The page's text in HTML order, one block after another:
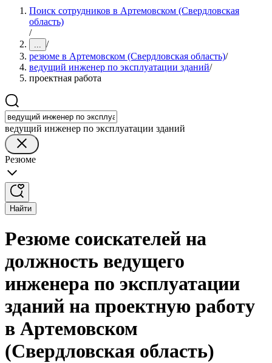
Поиск сотрудников в Артемовском (Свердловская
область)
/
... /
резюме в Артемовском (Свердловская область)/
ведущий инженер по эксплуатации зданий/
проектная работа
ведущий инженер по эксплуатации зданий
Резюме
Найти
Резюме соискателей на
должность ведущего
инженера по эксплуатации
зданий на проектную работу
в Артемовском
(Свердловская область)